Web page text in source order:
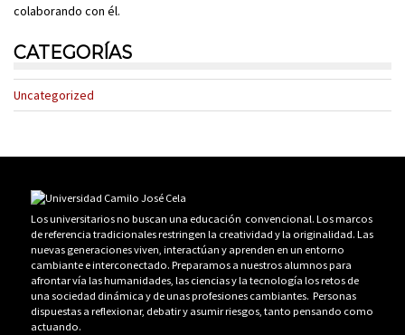
colaborando con él.
CATEGORÍAS
Uncategorized
Los universitarios no buscan una educación convencional. Los marcos
de referencia tradicionales restringen la creatividad y la originalidad. Las
nuevas generaciones viven, interactúan y aprenden en un entorno
cambiante e interconectado. Preparamos a nuestros alumnos para
afrontar vía las humanidades, las ciencias y la tecnología los retos de
una sociedad dinámica y de unas profesiones cambiantes. Personas
dispuestas a reflexionar, debatir y asumir riesgos, tanto pensando como
actuando.